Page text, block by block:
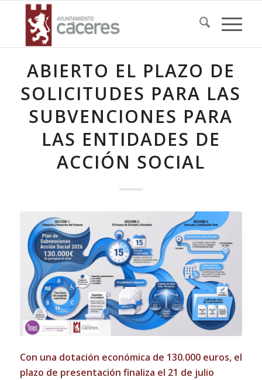
ABIERTO EL PLAZO DE
SOLICITUDES PARA LAS
SUBVENCIONES PARA
LAS ENTIDADES DE
ACCIÓN SOCIAL
Con una dotación económica de 130.000 euros, el
plazo de presentación finaliza el 21 de julio